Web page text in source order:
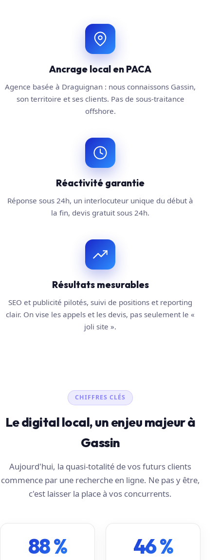
Ancrage local en PACA
Agence basée à Draguignan : nous connaissons Gassin,
son territoire et ses clients. Pas de sous-traitance
offshore.
Réactivité garantie
Réponse sous 24h, un interlocuteur unique du début à
la fin, devis gratuit sous 24h.
Résultats mesurables
SEO et publicité pilotés, suivi de positions et reporting
clair. On vise les appels et les devis, pas seulement le «
joli site ».
CHIFFRES CLÉS
Le digital local, un enjeu majeur à
Gassin
Aujourd'hui, la quasi-totalité de vos futurs clients
commence par une recherche en ligne. Ne pas y être,
c'est laisser la place à vos concurrents.
88 % 46 %